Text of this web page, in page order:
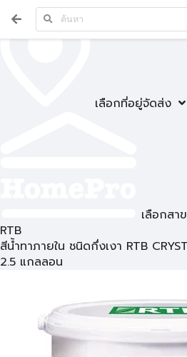
เลือกที่อยู่จัดส่ง
เลือกสา
RTB
สีน้ำทาภายใน ชนิดกึ่งเงา RTB
2.5 แกลลอน